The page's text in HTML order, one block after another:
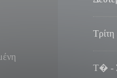
Τρίτη
Τ� -